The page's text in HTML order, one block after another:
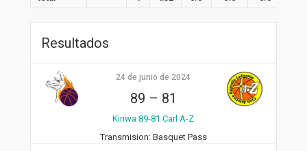
Resultados
24 de junio de 2024
89 – 81
Kinwa 89-81 Carl A-Z
Transmision:Basquet Pass